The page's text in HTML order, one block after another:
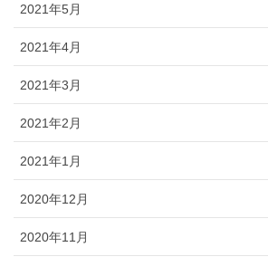
2021年5月
2021年4月
2021年3月
2021年2月
2021年1月
2020年12月
2020年11月